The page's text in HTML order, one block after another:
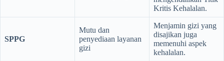
Kritis Kehalalan.
SPPG
Mutu dan
penyediaan layanan
gizi
Menjamin gizi yang
disajikan juga
memenuhi aspek
kehalalan.